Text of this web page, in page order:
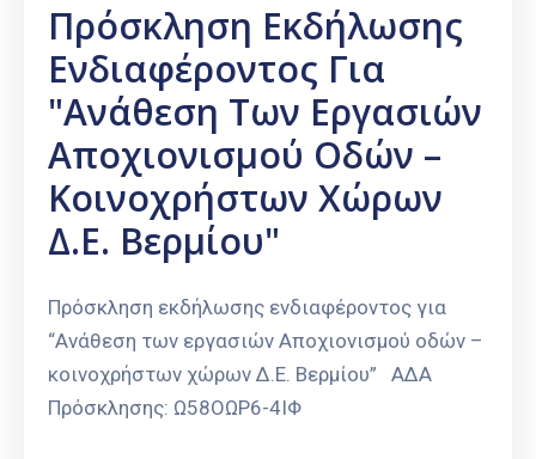
Πρόσκληση Εκδήλωσης
Ενδιαφέροντος Για
"Ανάθεση Των Εργασιών
Αποχιονισμού Οδών –
Κοινοχρήστων Χώρων
Δ.Ε. Βερμίου"
Πρόσκληση εκδήλωσης ενδιαφέροντος για
“Ανάθεση των εργασιών Αποχιονισμού οδών –
κοινοχρήστων χώρων Δ.Ε. Βερμίου” ΑΔΑ
Πρόσκλησης: Ω58ΟΩΡ6-4ΙΦ